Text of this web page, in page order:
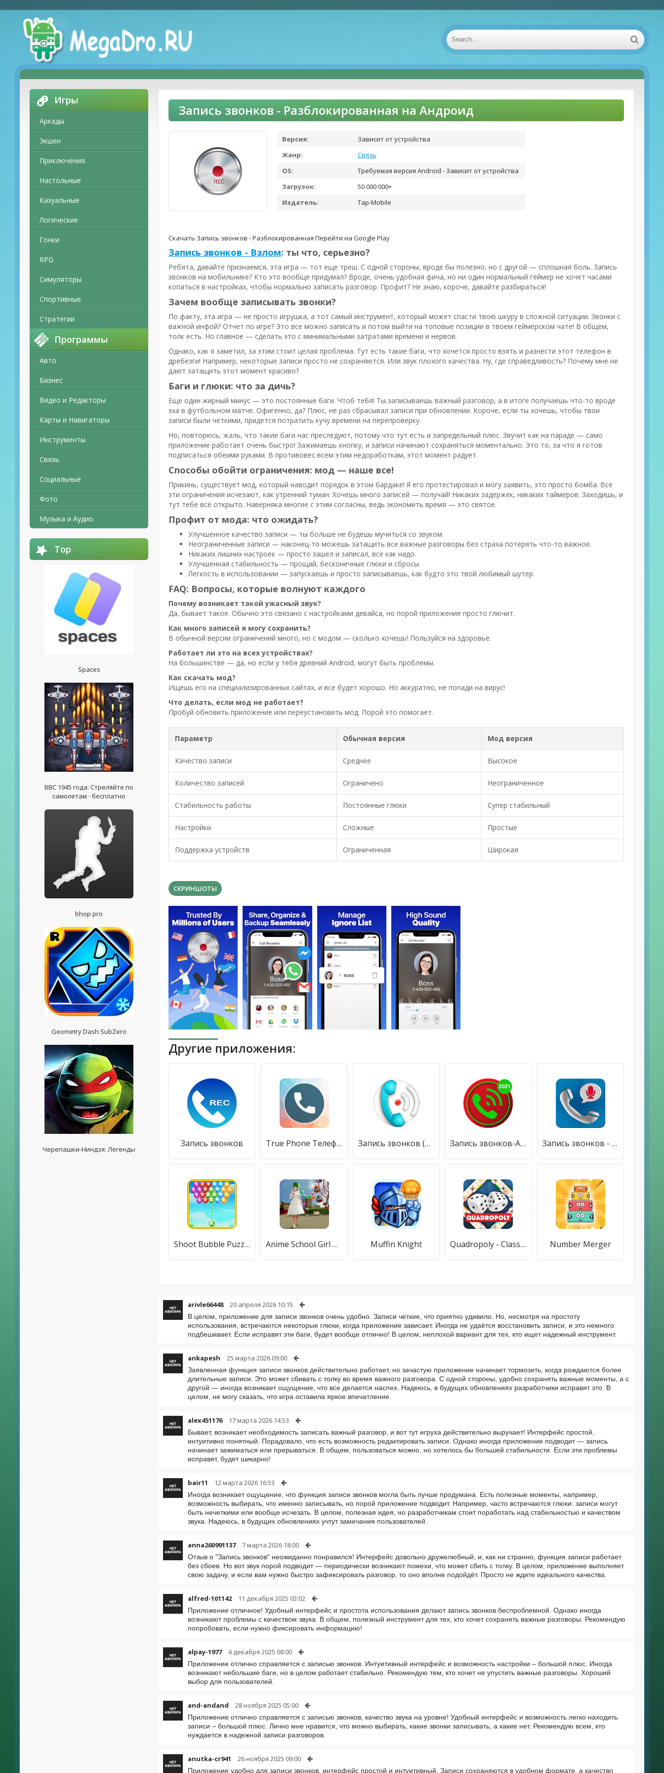
Игры
Аркады
Экшен
Приключения
Настольные
Казуальные
Логические
Гонки
RPG
Симуляторы
Спортивные
Стратегии
Программы
Авто
Бизнес
Видео и Редакторы
Карты и Навигаторы
Инструменты
Связь
Социальные
Фото
Музыка и Аудио
Top
Spaces
ВВС 1945 года: Стреляйте по
самолетам - бесплатно
bhop pro
Geometry Dash SubZero
Черепашки-Ниндзя: Легенды
Запись звонков - Разблокированная на Андроид
Версия:
Зависит от устройства
Жанр:
Связь
OS:
Требуемая версия Android - Зависит от устройства
Загрузок:
50 000 000+
Издатель:
Tap-Mobile
Скачать Запись звонков - Разблокированная Перейти на Google Play
Запись звонков - Взлом: ты что, серьезно?
Ребята, давайте признаемся, эта игра — тот еще треш. С одной стороны, вроде бы полезно, но с другой — сплошная боль. Запись
звонков на мобильнике? Кто это вообще придумал? Вроде, очень удобная фича, но ни один нормальный геймер не хочет часами
копаться в настройках, чтобы нормально записать разговор. Профит? Не знаю, короче, давайте разбираться!
Зачем вообще записывать звонки?
По факту, эта игра — не просто игрушка, а тот самый инструмент, который может спасти твою шкуру в сложной ситуации. Звонки с
важной инфой? Отчет по игре? Это все можно записать и потом выйти на топовые позиции в твоем геймерском чате! В общем,
толк есть. Но главное — сделать это с минимальными затратами времени и нервов.
Однако, как я заметил, за этим стоит целая проблема. Тут есть такие баги, что хочется просто взять и разнести этот телефон в
дребезги! Например, некоторые записи просто не сохраняются. Или звук плохого качества. Ну, где справедливость? Почему мне не
дают затащить этот момент красиво?
Баги и глюки: что за дичь?
Еще один жирный минус — это постоянные баги. Чтоб тебя! Ты записываешь важный разговор, а в итоге получаешь что-то вроде
эха в футбольном матче. Офигенно, да? Плюс, не раз сбрасывал записи при обновлении. Короче, если ты хочешь, чтобы твои
записи были четкими, придется потратить кучу времени на перепроверку.
Но, повторюсь, жаль, что такие баги нас преследуют, потому что тут есть и запредельный плюс. Звучит как на параде — само
приложение работает очень быстро! Зажимаешь кнопку, и записи начинают сохраняться моментально. Это то, за что я готов
подписаться обеими руками. В противовес всем этим недоработкам, этот момент радует.
Способы обойти ограничения: мод — наше все!
Прикинь, существует мод, который наводит порядок в этом бардаке! Я его протестировал и могу заявить, это просто бомба. Все
эти ограничения исчезают, как утренний туман. Хочешь много записей — получай! Никаких задержек, никаких таймеров. Заходишь, и
тут тебе всё открыто. Наверняка многие с этим согласны, ведь экономить время — это святое.
Профит от мода: что ожидать?
Улучшенное качество записи — ты больше не будешь мучиться со звуком.
Неограниченные записи — наконец-то можешь затащить все важные разговоры без страха потерять что-то важное.
Никаких лишних настроек — просто зашел и записал, все как надо.
Улучшенная стабильность — прощай, бесконечные глюки и сбросы.
Легкость в использовании — запускаешь и просто записываешь, как будто это твой любимый шутер.
FAQ: Вопросы, которые волнуют каждого
Почему возникает такой ужасный звук?
Да, бывает такое. Обычно это связано с настройками девайса, но порой приложение просто глючит.
Как много записей я могу сохранить?
В обычной версии ограничений много, но с модом — сколько хочешь! Пользуйся на здоровье.
Работает ли это на всех устройствах?
На большинстве — да, но если у тебя древний Android, могут быть проблемы.
Как скачать мод?
Ищешь его на специализированных сайтах, и все будет хорошо. Но аккуратно, не попади на вирус!
Что делать, если мод не работает?
Пробуй обновить приложение или переустановить мод. Порой это помогает.
Параметр Обычная версия Мод версия
Качество записи Среднее Высокое
Количество записей Ограничено Неограниченное
Стабильность работы Постоянные глюки Супер стабильный
Настройки Сложные Простые
Поддержка устройств Ограниченная Широкая
СКРИНШОТЫ
Другие приложения:
Запись звонков True Phone Телефон, Контакты и Запись звонков Запись звонков (Бесплатно) Запись звонков-Автоматич ЗаписьТелефонных звонков Запись звонков - бесплатно регистратор звонков
Shoot Bubble Puzzle Anime School Girl Simulator 3D Muffin Knight Quadropoly - Classic Business Number Merger
arivle66448 20 апреля 2026 10:15
В целом, приложение для записи звонков очень удобно. Записи четкие, что приятно удивило. Но, несмотря на простоту
использования, встречаются некоторые глюки, когда приложение зависает. Иногда не удаётся восстановить записи, и это немного
подбешивает. Если исправят эти баги, будет вообще отлично! В целом, неплохой вариант для тех, кто ищет надежный инструмент.
ankapesh 25 марта 2026 09:00
Заявленная функция записи звонков действительно работает, но зачастую приложение начинает тормозить, когда рождаются более
длительные записи. Это может сбивать с толку во время важного разговора. С одной стороны, удобно сохранять важные моменты, а с
другой — иногда возникает ощущение, что все делается наспех. Надеюсь, в будущих обновлениях разработчики исправят это. В
целом, не могу сказать, что игра оставила яркое впечатление.
alex451176 17 марта 2026 14:53
Бывает, возникает необходимость записать важный разговор, и вот тут игруха действительно выручает! Интерфейс простой,
интуитивно понятный. Порадовало, что есть возможность редактировать записи. Однако иногда приложение подводит — запись
начинает зажиматься или прерываться. В общем, пользоваться можно, но хотелось бы большей стабильности. Если эти проблемы
исправят, будет шикарно!
bair11 12 марта 2026 16:53
Иногда возникает ощущение, что функция записи звонков могла быть лучше продумана. Есть полезные моменты, например,
возможность выбирать, что именно записывать, но порой приложение подводит. Например, часто встречаются глюки: записи могут
быть нечеткими или вообще исчезать. В целом, полезная идея, но разработчикам стоит поработать над стабильностью и качеством
звука. Надеюсь, в будущих обновлениях учтут замечания пользователей.
anna260991137 7 марта 2026 18:00
Отзыв о "Запись звонков" неожиданно понравился! Интерфейс довольно дружелюбный, и, как ни странно, функция записи работает
без сбоев. Но вот звук порой подводит — периодически возникают помехи, что может сбить с толку. В целом, приложение выполняет
свою задачу, и если вам нужно быстро зафиксировать разговор, то оно вполне подойдёт. Просто не ждите идеального качества.
alfred-101142 11 декабря 2025 03:02
Приложение отличное! Удобный интерфейс и простота использования делают запись звонков беспроблемной. Однако иногда
возникают проблемы с качеством звука. В общем, полезный инструмент для тех, кто хочет сохранять важные разговоры. Рекомендую
попробовать, если нужно фиксировать информацию!
alpay-1977 4 декабря 2025 08:00
Приложение отлично справляется с записью звонков. Интуитивный интерфейс и возможность настройки – большой плюс. Иногда
возникают небольшие баги, но в целом работает стабильно. Рекомендую тем, кто хочет не упустить важные разговоры. Хороший
выбор для пользователей.
and-andand 28 ноября 2025 05:00
Приложение отлично справляется с записью звонков, качество звука на уровне! Удобный интерфейс и возможность легко находить
записи – большой плюс. Лично мне нравится, что можно выбирать, какие звонки записывать, а какие нет. Рекомендую всем, кто
нуждается в надежной записи разговоров.
anutka-cr941 26 ноября 2025 09:00
Приложение удобно для записи звонков, интерфейс простой и интуитивный. Записи сохраняются в удобном формате, а качество